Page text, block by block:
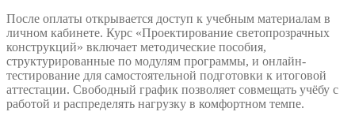
После оплаты открывается доступ к учебным материалам в
личном кабинете. Курс «Проектирование светопрозрачных
конструкций» включает методические пособия,
структурированные по модулям программы, и онлайн-
тестирование для самостоятельной подготовки к итоговой
аттестации. Свободный график позволяет совмещать учёбу с
работой и распределять нагрузку в комфортном темпе.